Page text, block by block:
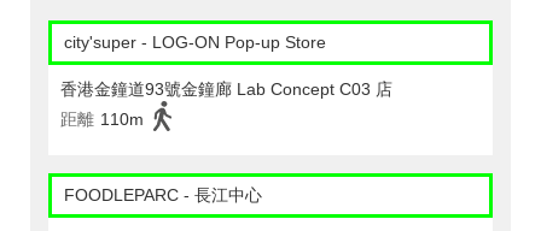
city'super - LOG-ON Pop-up Store
香港金鐘道93號金鐘廊 Lab Concept C03 店
距離 110m
FOODLEPARC - 長江中心